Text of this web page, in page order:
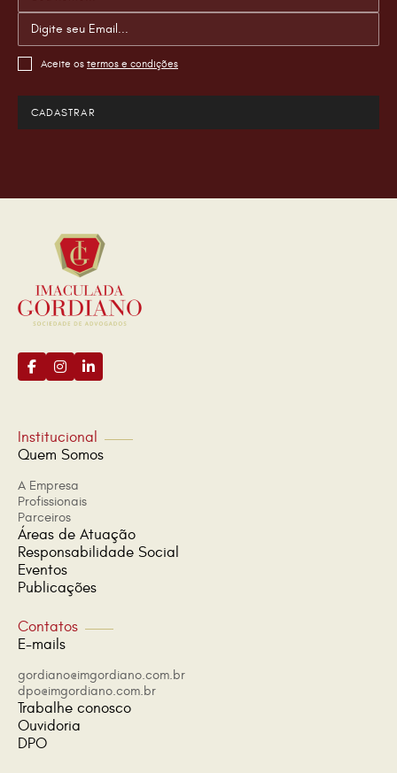
Aceite os termos e condições
Institucional
Quem Somos
A Empresa
Profissionais
Parceiros
Áreas de Atuação
Responsabilidade Social
Eventos
Publicações
Contatos
E-mails
gordiano@imgordiano.com.br
dpo@imgordiano.com.br
Trabalhe conosco
Ouvidoria
DPO